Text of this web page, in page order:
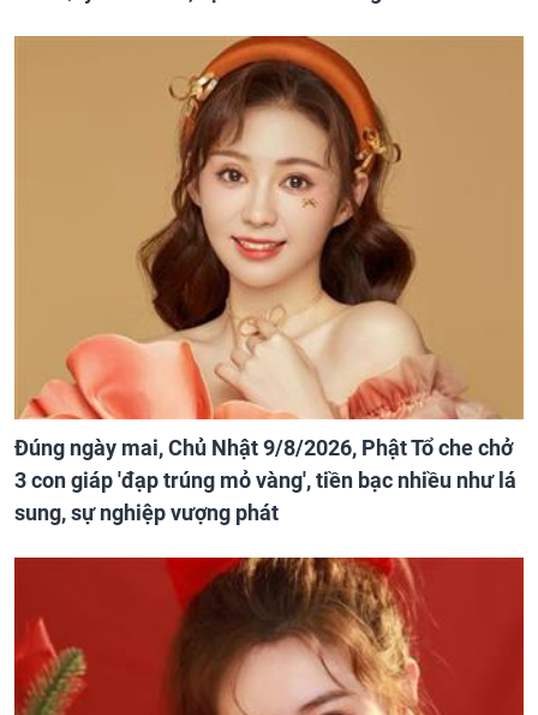
Đúng ngày mai, Chủ Nhật 9/8/2026, Phật Tổ che chở
3 con giáp 'đạp trúng mỏ vàng', tiền bạc nhiều như lá
sung, sự nghiệp vượng phát